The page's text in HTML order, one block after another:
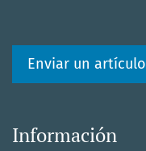
Enviar un artículo
Información